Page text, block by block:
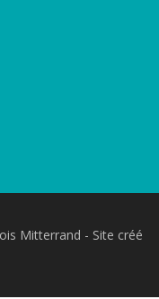
Mitterrand - Site créé